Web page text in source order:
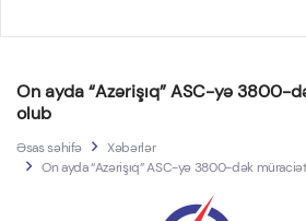
On ayda “Azərişıq” ASC-yə 3800-
olub
Əsas səhifə
Xəbərlər
On ayda “Azərişıq” ASC-yə 3800-dək